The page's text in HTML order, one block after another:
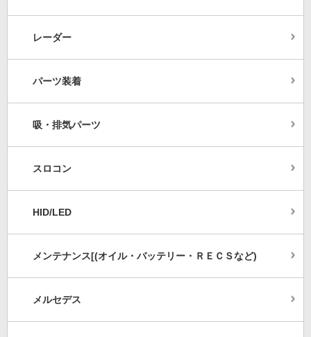
レーダー
パーツ装着
吸・排気パーツ
スロコン
HID/LED
メンテナンス[(オイル・バッテリー・ＲＥＣＳなど)
メルセデス